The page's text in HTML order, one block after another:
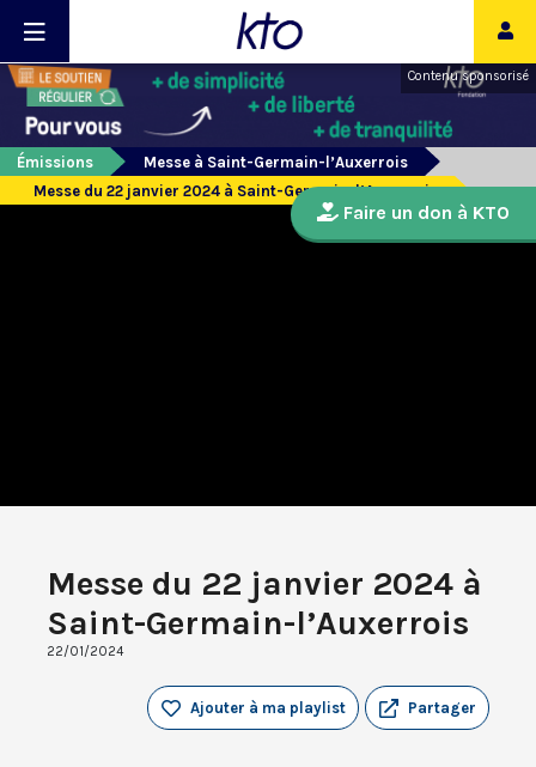
Contenu sponsorisé
Émissions
Messe à Saint-Germain-l’Auxerrois
Messe du 22 janvier 2024 à Saint-Germain-l’Auxerrois
Messe du 22 janvier 2024 à
Saint-Germain-l’Auxerrois
22/01/2024
Partager
Ajouter à ma playlist
Faire un don à KTO